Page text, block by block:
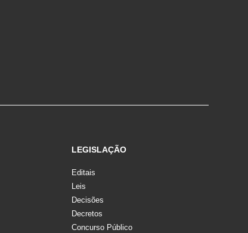
LEGISLAÇÃO
Editais
Leis
Decisões
Decretos
Concurso Público